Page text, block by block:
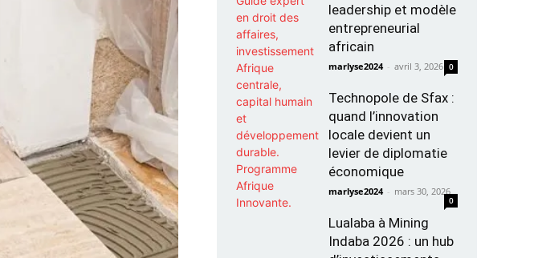
leadership et modèle
entrepreneurial
africain
marlyse2024 - avril 3, 2026 0
Technopole de Sfax :
quand l’innovation
locale devient un
levier de diplomatie
économique
marlyse2024 - mars 30, 2026
0
Lualaba à Mining
Indaba 2026 : un hub